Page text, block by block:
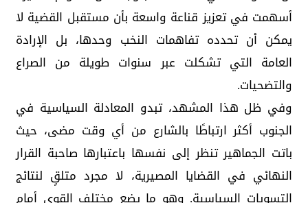
أسهمت في تعزيز قناعة واسعة بأن مستقبل القضية لا
يمكن أن تحدده تفاهمات النخب وحدها، بل الإرادة
العامة التي تشكلت عبر سنوات طويلة من الصراع
والتضحيات.
وفي ظل هذا المشهد، تبدو المعادلة السياسية في
الجنوب أكثر ارتباطًا بالشارع من أي وقت مضى، حيث
باتت الجماهير تنظر إلى نفسها باعتبارها صاحبة القرار
النهائي في القضايا المصيرية، لا مجرد متلقٍ لنتائج
التسويات السياسية. وهو ما يضع مختلف القوى أمام